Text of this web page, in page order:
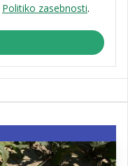
Politiko zasebnosti.